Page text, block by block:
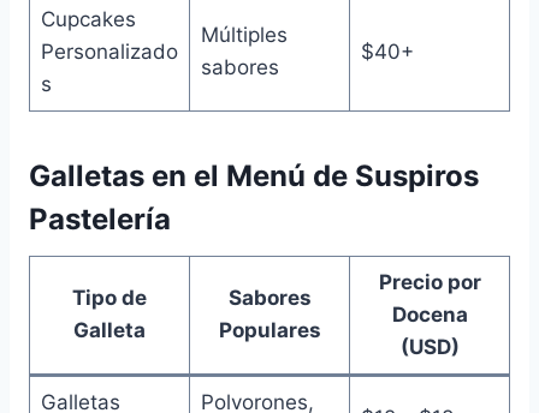
Cupcakes
Personalizado
s
Múltiples
sabores
$40+
Galletas en el Menú de Suspiros
Pastelería
Tipo de
Galleta
Sabores
Populares
Precio por
Docena
(USD)
Galletas Polvorones,